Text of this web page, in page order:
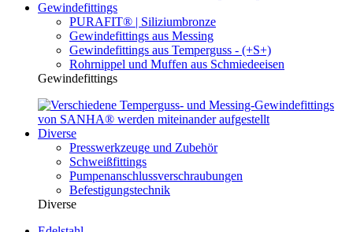
Gewindefittings
PURAFIT® | Siliziumbronze
Gewindefittings aus Messing
Gewindefittings aus Temperguss - (+S+)
Rohrnippel und Muffen aus Schmiedeeisen
Gewindefittings
Diverse
Presswerkzeuge und Zubehör
Schweißfittings
Pumpenanschlussverschraubungen
Befestigungstechnik
Diverse